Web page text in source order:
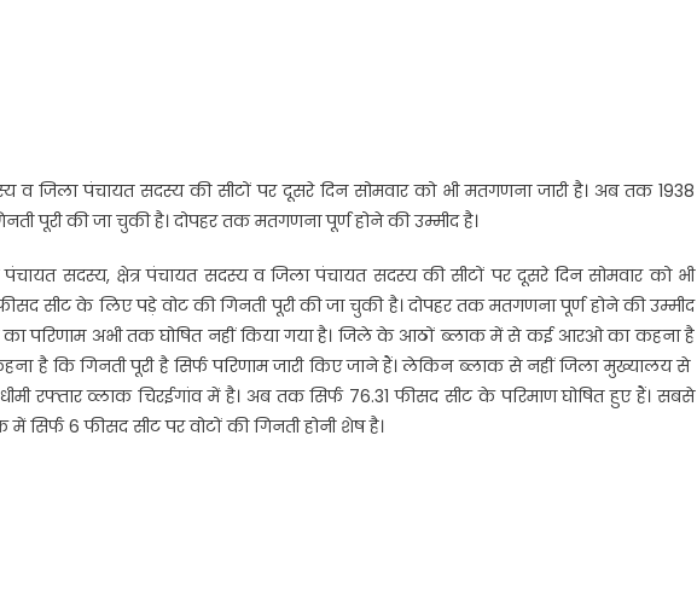
व जिला पंचायत सदस्य की सीटों पर दूसरे दिन सोमवार को भी मतगणना जारी है। अब तक 1938
पूरी की जा चुकी है। दोपहर तक मतगणना पूर्ण होने की उम्मीद है।
पंचायत सदस्य, क्षेत्र पंचायत सदस्य व जिला पंचायत सदस्य की सीटों पर दूसरे दिन सोमवार को भी
सीट के लिए पड़े वोट की गिनती पूरी की जा चुकी है। दोपहर तक मतगणना पूर्ण होने की उम्मीद
का परिणाम अभी तक घोषित नहीं किया गया है। जिले के आठों ब्लाक में से कई आरओ का कहना है
है कि गिनती पूरी है सिर्फ परिणाम जारी किए जाने हैं। लेकिन ब्लाक से नहीं जिला मुख्यालय से
रफ्तार व्लाक चिरईगांव में है। अब तक सिर्फ 76.31 फीसद सीट के परिमाण घोषित हुए हैं। सबसे
सिर्फ 6 फीसद सीट पर वोटों की गिनती होनी शेष है।